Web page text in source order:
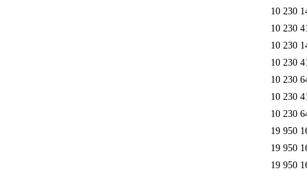
10 230
10 230
10 230
10 230
10 230
10 230
10 230
19 950
19 950
19 950